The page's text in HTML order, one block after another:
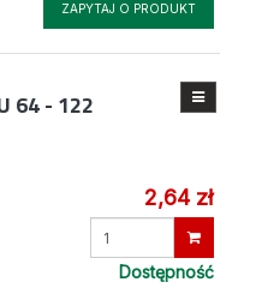
ZAPYTAJ O PRODUKT
64 - 122
2,64 zł
Dostępność